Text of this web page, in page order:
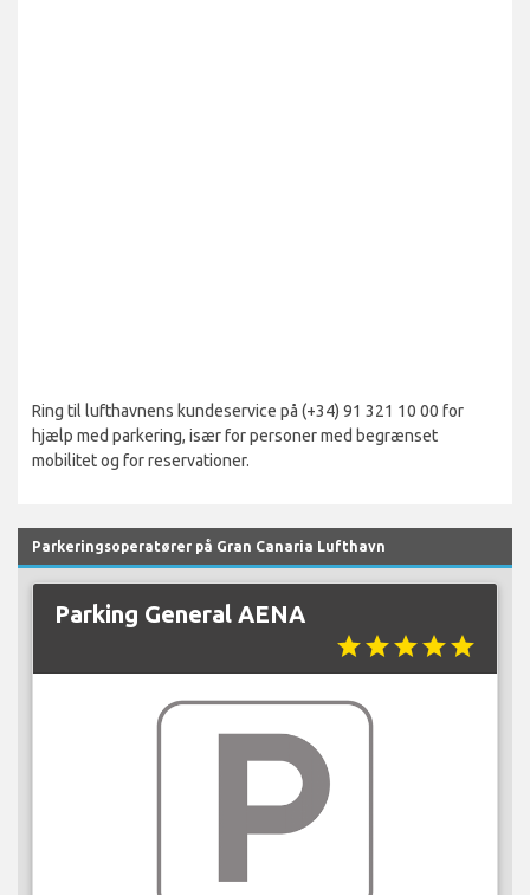
Ring til lufthavnens kundeservice på (+34) 91 321 10 00 for
hjælp med parkering, især for personer med begrænset
mobilitet og for reservationer.
Parkeringsoperatører på Gran Canaria Lufthavn
Parking General AENA
starstarstarstarstar